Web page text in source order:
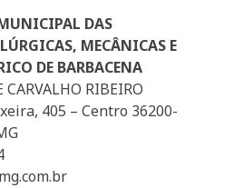
DAS
MECÂNICAS E
DE BARBACENA
CARVALHO RIBEIRO
405 – Centro 36200-